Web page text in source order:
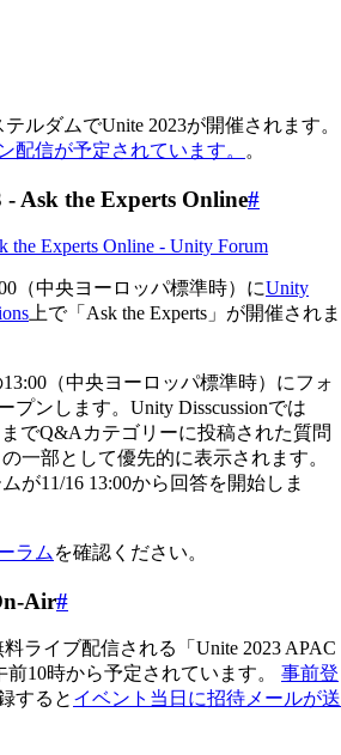
ルダムでUnite 2023が開催されます。
配信が予定されています。 。
Ask the Experts Online#
the Experts Online - Unity Forum
（中央ヨーロッパ標準時）にUnity
上で「Ask the Experts」が開催されま
（中央ヨーロッパ標準時）にフォ
プンします。Unity Disscussionでは
でQ&Aカテゴリーに投稿された質問
一部として優先的に表示されます。
ムが11/16 13:00から回答を開始しま
ラム を確認ください。
Air#
ライブ配信される「Unite 2023 APAC
10時から予定されています。 事前登
すると イベント当日に招待メールが送